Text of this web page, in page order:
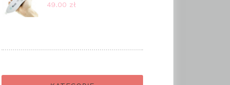
49.00 zł